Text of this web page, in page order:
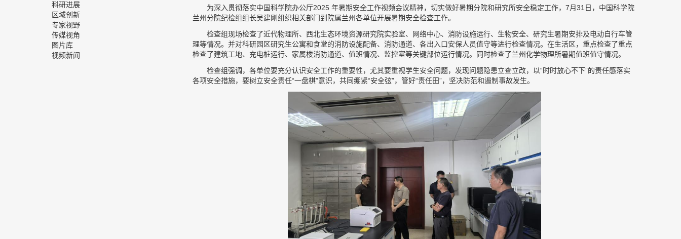
科研进展
区域创新
专家视野
传媒视角
图片库
视频新闻
为深入贯彻落实中国科学院办公厅2025 年暑期安全工作视频会议精神，切实做好暑期分院和研究所安全稳定工作，7月31日，中国科学院
兰州分院纪检组组长吴建刚组织相关部门到院属兰州各单位开展暑期安全检查工作。
检查组现场检查了近代物理所、西北生态环境资源研究院实验室、网络中心、消防设施运行、生物安全、研究生暑期安排及电动自行车管
理等情况。并对科研园区研究生公寓和食堂的消防设施配备、消防通道、各出入口安保人员值守等进行检查情况。在生活区，重点检查了重点
检查了建筑工地、充电桩运行、家属楼消防通道、值班情况、监控室等关键部位运行情况。同时检查了兰州化学物理所暑期值班值守情况。
检查组强调，各单位要充分认识安全工作的重要性，尤其要重视学生安全问题，发现问题隐患立查立改，以“时时放心不下”的责任感落实
各项安全措施，要树立安全责任“一盘棋”意识，共同绷紧“安全弦”，管好“责任田”，坚决防范和遏制事故发生。